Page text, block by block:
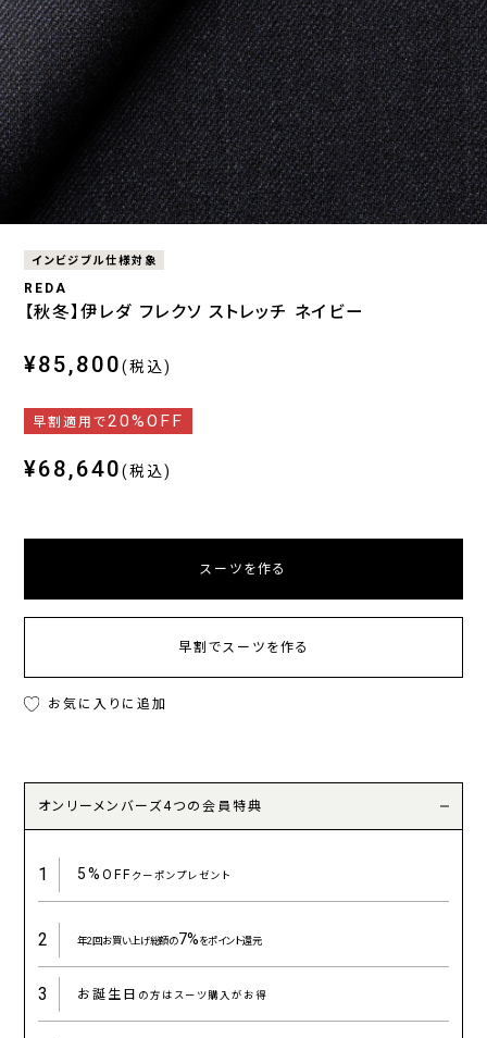
インビジブル仕様対象
REDA
【秋冬】伊レダ フレクソ ストレッチ ネイビー
¥85,800(税込)
早割適用で20%OFF
¥68,640(税込)
スーツを作る
早割でスーツを作る
お気に入りに追加
オンリーメンバーズ4つの会員特典
1 5%OFFクーポンプレゼント
2 年2回お買い上げ総額の7%をポイント還元
3 お誕生日 の方はスーツ購入がお得